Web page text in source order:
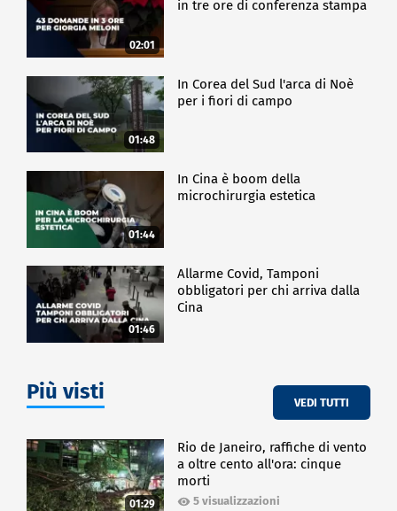
02:01
in tre ore di conferenza stampa
01:48
In Corea del Sud l'arca di Noè
per i fiori di campo
01:44
In Cina è boom della
microchirurgia estetica
01:46
Allarme Covid, Tamponi
obbligatori per chi arriva dalla
Cina
Più visti VEDI TUTTI
01:29
Rio de Janeiro, raffiche di vento
a oltre cento all'ora: cinque
morti
5 visualizzazioni